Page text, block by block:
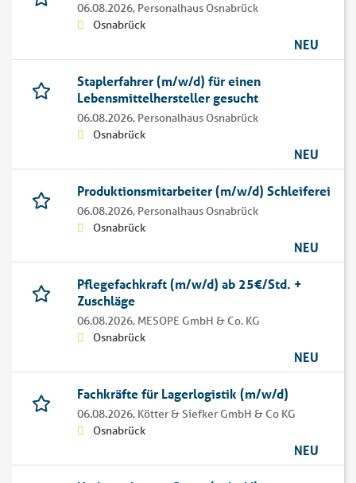
06.08.2026, Personalhaus Osnabrück
Osnabrück
NEU
Staplerfahrer (m/w/d) für einen
Lebensmittelhersteller gesucht
06.08.2026, Personalhaus Osnabrück
Osnabrück
NEU
Produktionsmitarbeiter (m/w/d) Schleiferei
06.08.2026, Personalhaus Osnabrück
Osnabrück
NEU
Pflegefachkraft (m/w/d) ab 25€/Std. +
Zuschläge
06.08.2026, MESOPE GmbH & Co. KG
Osnabrück
NEU
Fachkräfte für Lagerlogistik (m/w/d)
06.08.2026, Kötter & Siefker GmbH & Co KG
Osnabrück
NEU